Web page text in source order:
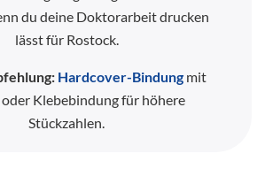
du deine Doktorarbeit drucken
lässt für Rostock.
Hardcover-Bindung mit
oder Klebebindung für höhere
Stückzahlen.